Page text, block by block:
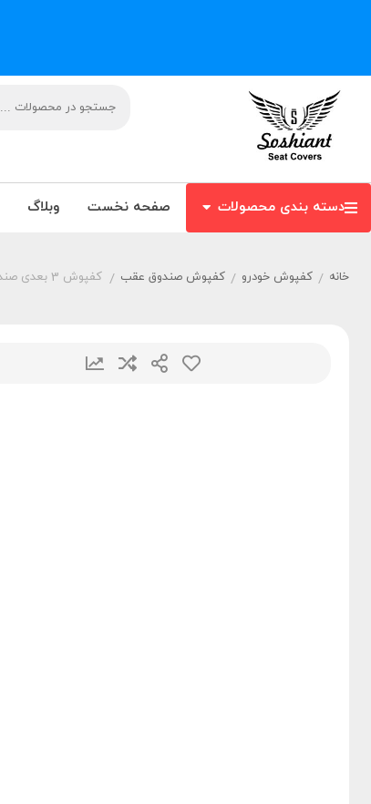
دسته بندی محصولات صفحه نخست وبلاگ
خانه / کفپوش خودرو / کفپوش صندوق عقب / کفپوش 3 بعدی صندوق عقب نیسان تیانا